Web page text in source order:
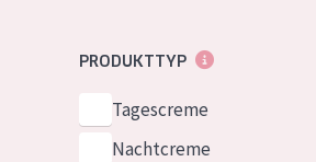
PRODUKTTYP
Tagescreme
Nachtcreme